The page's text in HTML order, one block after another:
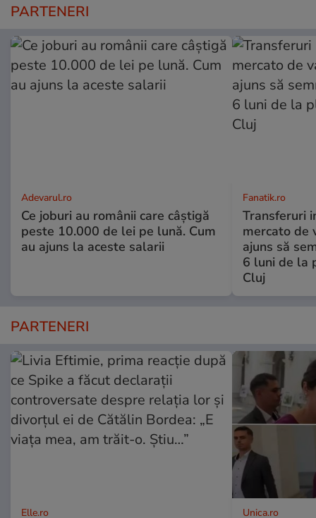
PARTENERI
Adevarul.ro
Ce joburi au românii care câștigă
peste 10.000 de lei pe lună. Cum
au ajuns la aceste salarii
Fanatik.ro
Transferuri
mercato de
ajuns să
6 luni de la
Cluj
PARTENERI
Elle.ro Unica.ro